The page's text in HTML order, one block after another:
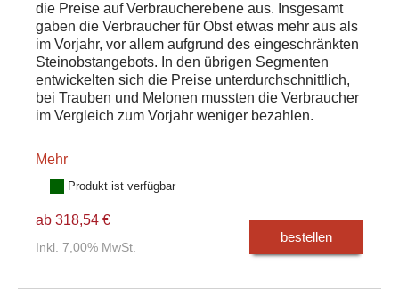
die Preise auf Verbraucherebene aus. Insgesamt
gaben die Verbraucher für Obst etwas mehr aus als
im Vorjahr, vor allem aufgrund des eingeschränkten
Steinobstangebots. In den übrigen Segmenten
entwickelten sich die Preise unterdurchschnittlich,
bei Trauben und Melonen mussten die Verbraucher
im Vergleich zum Vorjahr weniger bezahlen.
Mehr
Produkt ist verfügbar
ab 318,54 €
Inkl. 7,00% MwSt.
bestellen